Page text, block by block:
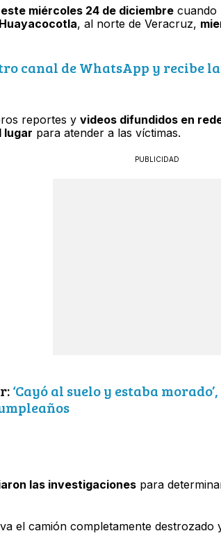
miércoles 24 de diciembrecuando
, al norte de Veracruz,
canal de WhatsApp y recibe
reportes y videos difundidos en
lugar para atender a las víctimas.
PUBLICIDAD
‘Cayó al suelo y estaba
las investigacionespara
el camión completamente destrozado